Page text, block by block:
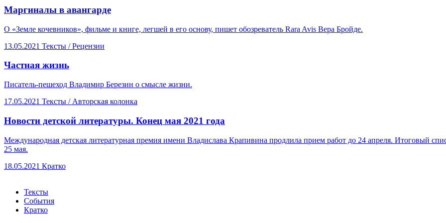
​Маргиналы в авангарде
О «Земле кочевников», фильме и книге, легшей в его основу, пишет обозреватель Rara Avis Вера Бройде.
13.05.2021 Тексты /Рецензии
​Частная жизнь
Писатель-пешеход Владимир Березин о смысле жизни.
17.05.2021 Тексты / Авторская колонка
​Новости детской литературы. Конец мая 2021 года
Международная детская литературная премия имени Владислава Крапивина продлила прием работ до 24 апреля. Итоговый
25 мая.
18.05.2021 Кратко
Тексты
События
Кратко